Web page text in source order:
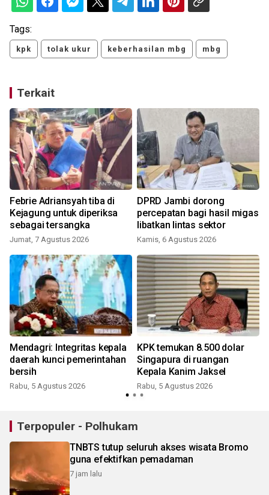
Tags:
kpk tolak ukur keberhasilan mbg mbg
Terkait
Febrie Adriansyah tiba di
Kejagung untuk diperiksa
sebagai tersangka
Jumat, 7 Agustus 2026
DPRD Jambi dorong
percepatan bagi hasil migas
libatkan lintas sektor
Kamis, 6 Agustus 2026
Mendagri: Integritas kepala
daerah kunci pemerintahan
bersih
Rabu, 5 Agustus 2026
KPK temukan 8.500 dolar
Singapura di ruangan
Kepala Kanim Jaksel
Rabu, 5 Agustus 2026
Terpopuler - Polhukam
TNBTS tutup seluruh akses wisata Bromo
guna efektifkan pemadaman
7 jam lalu